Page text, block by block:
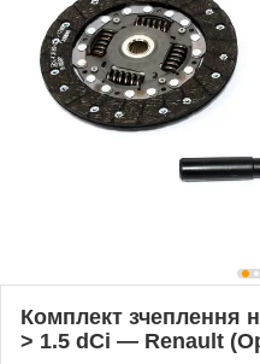
Комплект зчеплення
> 1.5 dCi — Renault